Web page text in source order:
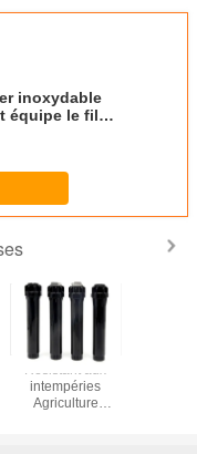
inoxydable
équipe le fil
Résistant aux
intempéries
Agriculture